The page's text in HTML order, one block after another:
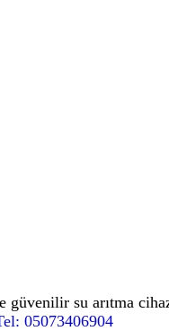
su arıtma
05073406904